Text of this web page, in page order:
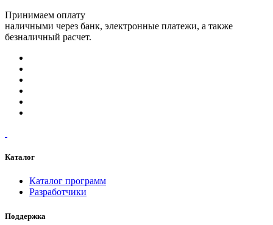
Принимаем оплату
наличными через банк, электронные платежи, а также
безналичный расчет.
Каталог
Каталог программ
Разработчики
Поддержка